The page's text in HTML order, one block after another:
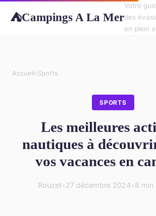
⛺Campings A La Mer
Votre
des
en plein
Accueil›Sports
SPORTS
Les meilleures
nautiques à
vos vacances en
Rouzet•27 décembre 2024•8 min